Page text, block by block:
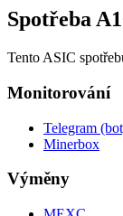
Spotřeba
Tento ASIC
Monitorování
Telegram
Minerbox
Výměny